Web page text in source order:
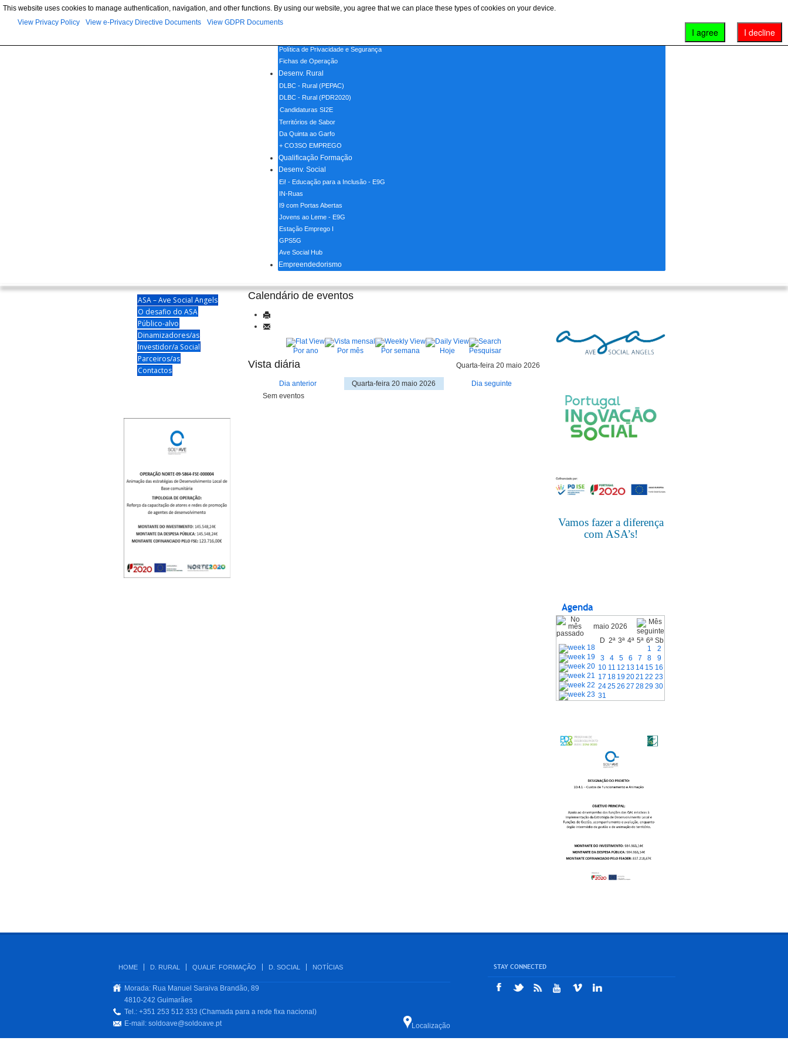
Home
Política de Privacidade e Segurança
Fichas de Operação
Desenv. Rural
DLBC - Rural (PEPAC)
DLBC - Rural (PDR2020)
Candidaturas SI2E
Territórios de Sabor
Da Quinta ao Garfo
+ CO3SO EMPREGO
Qualificação Formação
Desenv. Social
Ei! - Educação para a Inclusão - E9G
IN-Ruas
I9 com Portas Abertas
Jovens ao Leme - E9G
Estação Emprego I
GPS5G
Ave Social Hub
Empreendedorismo
ASA – Ave Social Angels
O desafio do ASA
Público-alvo
Dinamizadores/as
Investidor/a Social
Parceiros/as
Contactos
Calendário de eventos
Por ano Por mês Por semana Hoje Pesquisar
Vista diária Quarta-feira 20 maio 2026
Dia anterior Quarta-feira 20 maio 2026
Dia seguinte
Sem eventos
Vamos fazer a diferença
com ASA’s!
Agenda
maio 2026
D 2ª 3ª 4ª 5ª 6ª Sb
1
2
3
4 5 6 7 8
9
10 11 12 13 14 15 16
17 18 192021 22 23
242526 27 2829 30
31
HOME D. RURAL QUALIF. FORMAÇÃO D. SOCIAL NOTÍCIAS
Morada: Rua Manuel Saraiva Brandão, 89
4810-242 Guimarães
Tel.: +351 253 512 333 (Chamada para a rede fixa nacional)
E-mail: soldoave@soldoave.pt Localização
STAY CONNECTED
This website uses cookies to manage authentication, navigation, and other functions. By using our website, you agree that we can place these types of cookies on your device.
View Privacy Policy
View e-Privacy Directive Documents View GDPR Documents
I decline
I agree